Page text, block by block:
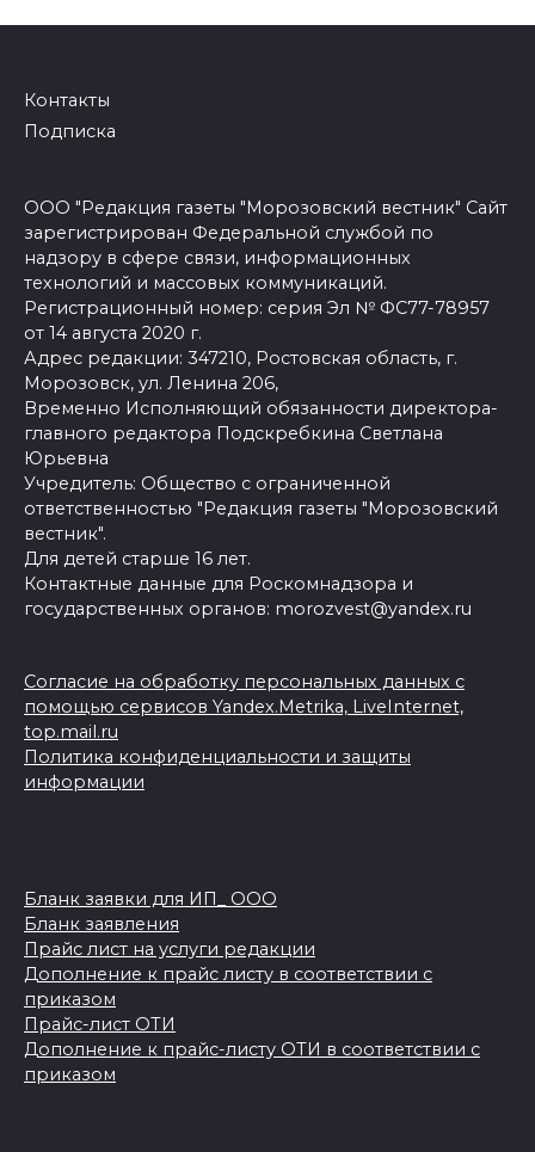
Контакты
Подписка
ООО "Редакция газеты "Морозовский вестник" Сайт
зарегистрирован Федеральной службой по
надзору в сфере связи, информационных
технологий и массовых коммуникаций.
Регистрационный номер: серия Эл № ФС77-78957
от 14 августа 2020 г.
Адрес редакции: 347210, Ростовская область, г.
Морозовск, ул. Ленина 206,
Временно Исполняющий обязанности директора-
главного редактора Подскребкина Светлана
Юрьевна
Учредитель: Общество с ограниченной
ответственностью "Редакция газеты "Морозовский
вестник".
Для детей старше 16 лет.
Контактные данные для Роскомнадзора и
государственных органов: morozvest@yandex.ru
Согласие на обработку персональных данных с
помощью сервисов Yandex.Metrika, LiveInternet,
top.mail.ru
Политика конфиденциальности и защиты
информации
Бланк заявки для ИП_ ООО
Бланк заявления
Прайс лист на услуги редакции
Дополнение к прайс листу в соответствии с
приказом
Прайс-лист ОТИ
Дополнение к прайс-листу ОТИ в соответствии с
приказом